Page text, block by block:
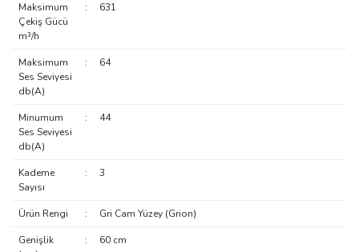
Maksimum
Çekiş Gücü
m³/h
: 631
Maksimum
Ses Seviyesi
db(A)
: 64
Minumum
Ses Seviyesi
db(A)
: 44
Kademe
Sayısı
: 3
Ürün Rengi : Gri Cam Yüzey (Grion)
Genişlik
: 60 cm